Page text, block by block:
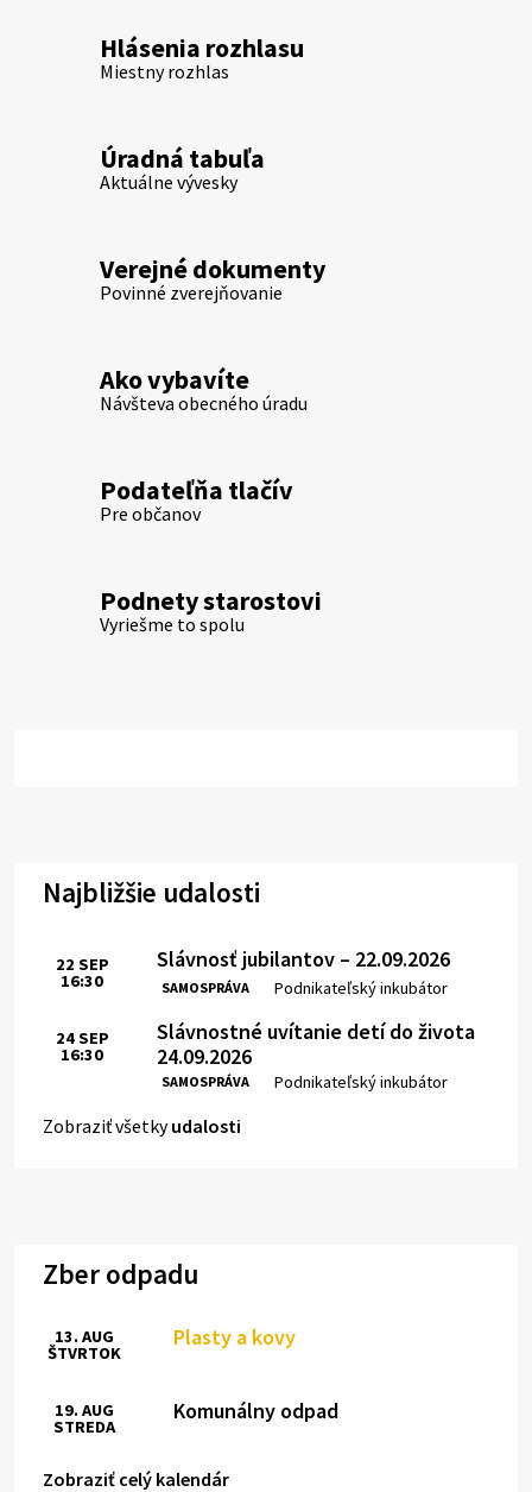
Hlásenia rozhlasu
Miestny rozhlas
Úradná tabuľa
Aktuálne vývesky
Verejné dokumenty
Povinné zverejňovanie
Ako vybavíte
Návšteva obecného úradu
Podateľňa tlačív
Pre občanov
Podnety starostovi
Vyriešme to spolu
Najbližšie udalosti
Slávnosť jubilantov – 22.09.2026
SAMOSPRÁVA Miesto:
Podnikateľský inkubátor
Čas:
22 SEP
16:30
Slávnostné uvítanie detí do života
24.09.2026
SAMOSPRÁVA Miesto:
Podnikateľský inkubátor
Čas:
24SEP
16:30
Zobraziť všetkyudalosti
Zber odpadu
Plasty a kovy
13. AUG
ŠTVRTOK
Komunálny odpad
19. AUG
STREDA
Zobraziť celý kalendár